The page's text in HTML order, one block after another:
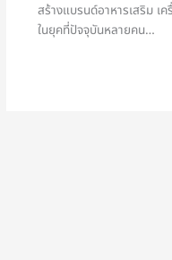
สร้างแบรนด์อาหารเสริม เ
ในยุคที่ปัจจุบันหลายคน…